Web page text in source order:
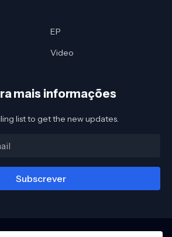
EP
Video
mais informações
list to get the new updates.